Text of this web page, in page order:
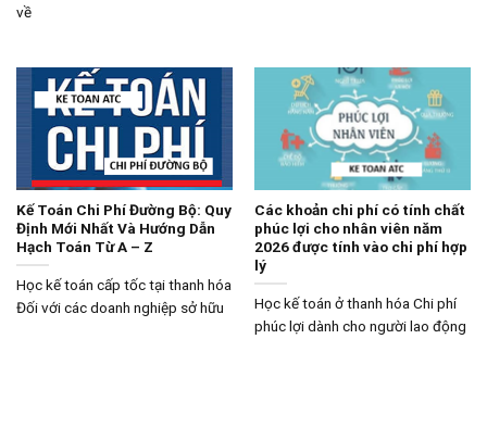
về
Kế Toán Chi Phí Đường Bộ: Quy
Định Mới Nhất Và Hướng Dẫn
Hạch Toán Từ A – Z
Học kế toán cấp tốc tại thanh hóa
Đối với các doanh nghiệp sở hữu
Các khoản chi phí có tính chất
phúc lợi cho nhân viên năm
2026 được tính vào chi phí hợp
lý
Học kế toán ở thanh hóa Chi phí
phúc lợi dành cho người lao động